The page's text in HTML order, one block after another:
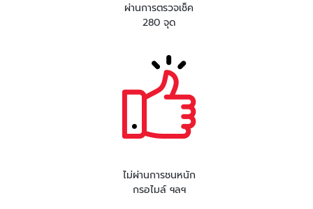
ผ่านการตรวจเช็ค
280 จุด
ไม่ผ่านการชนหนัก
กรอไมล์ ฯลฯ